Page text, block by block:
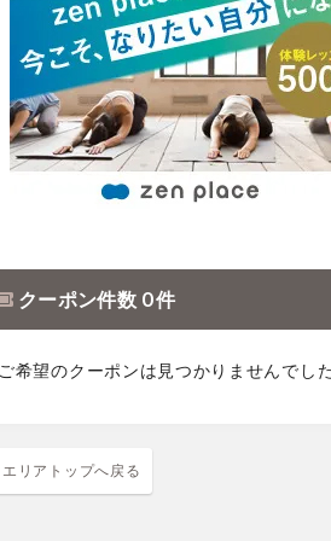
クーポン件数 0 件
ご希望のクーポンは見つかりませんでし
エリアトップへ戻る